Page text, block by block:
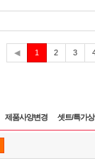
◀ 1
재
2 3
제품사양변경 셋트/특가